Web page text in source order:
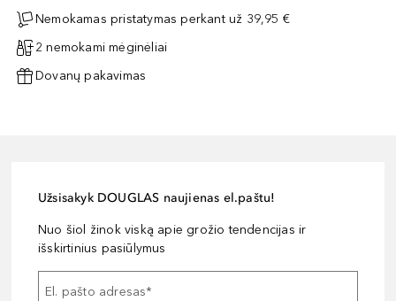
Nemokamas pristatymas perkant už 39,95 €
2 nemokami mėginėliai
Dovanų pakavimas
Užsisakyk DOUGLAS naujienas el.paštu!
Nuo šiol žinok viską apie grožio tendencijas ir
išskirtinius pasiūlymus
El. pašto adresas*